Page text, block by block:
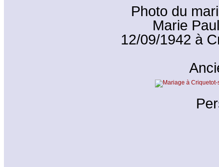
Photo du
Marie
12/09/1942 à